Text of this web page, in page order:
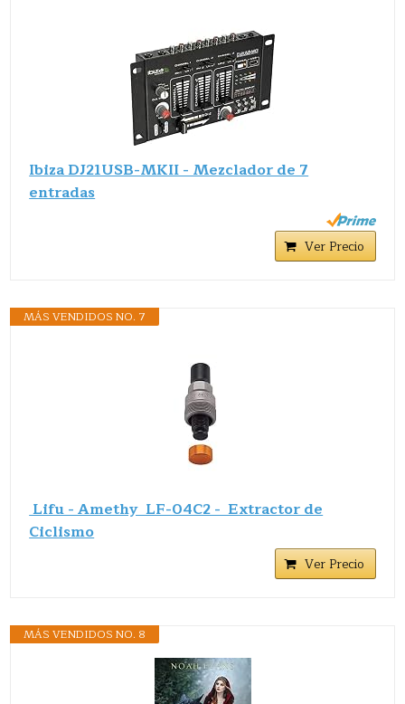
Ibiza DJ21USB-MKII - Mezclador de 7
entradas
Ver Precio
MÁS VENDIDOS NO. 7
Lifu - Amethy LF-04C2 - Extractor de
Ciclismo
Ver Precio
MÁS VENDIDOS NO. 8